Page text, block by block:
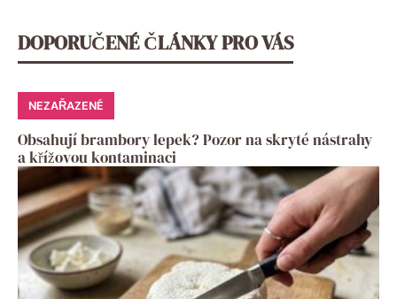
DOPORUČENÉ ČLÁNKY PRO VÁS
NEZAŘAZENÉ
Obsahují brambory lepek? Pozor na skryté nástrahy
a křížovou kontaminaci